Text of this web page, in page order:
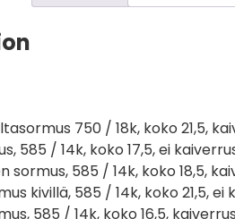
750 / 18k, koko 21,5,
585 / 14k, koko 17,5, ei
sormus, 585 / 14k, koko 18,5,
kivillä, 585 / 14k, koko 21,5, ei
585 / 14k, koko 16,5, kaiverrus